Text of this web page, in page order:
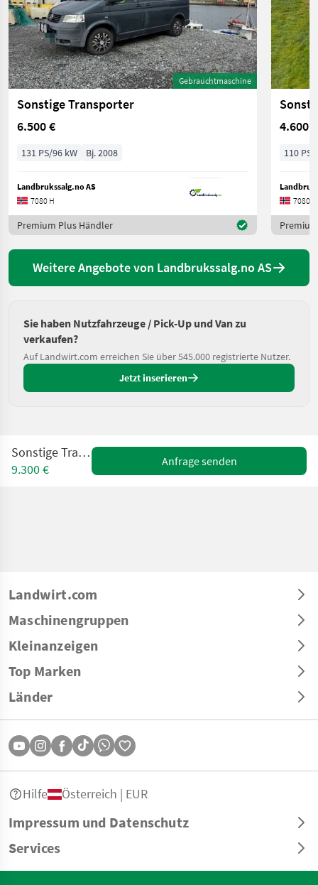
Gebrauchtmaschine
Sonstige Transporter
6.500 €
131 PS/96 kW Bj. 2008
Landbrukssalg.no AS
7080 H
Premium Plus Händler
4.600 €
110 PS/
7080 H
Weitere Angebote von Landbrukssalg.no AS
Sie haben Nutzfahrzeuge / Pick-Up und Van zu
verkaufen?
Auf Landwirt.com erreichen Sie über 545.000 registrierte Nutzer.
Jetzt inserieren
Sonstige Transporter
9.300 €
Anfrage senden
Landwirt.com
Maschinengruppen
Kleinanzeigen
Top Marken
Länder
Impressum und Datenschutz
Services
Hilfe Österreich | EUR